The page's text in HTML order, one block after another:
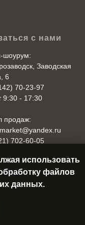
с нами
Заводская
6
70-23-97
9:30 - 17:30
продаж:
702-60-05
10:00 - 18:00
использовать
файлов
данных.